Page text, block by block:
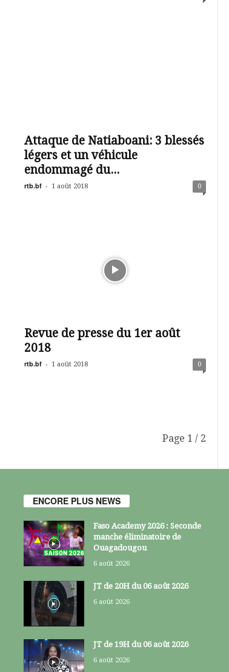
Attaque de Natiaboani: 3 blessés
légers et un véhicule
endommagé du...
rtb.bf - 1 août 2018 0
Revue de presse du 1er août
2018
rtb.bf - 1 août 2018 0
Page 1 / 2
ENCORE PLUS NEWS
Faso Academy 2026 : Seconde
manche éliminatoire de
Ouagadougou
6 août 2026
JT de 20H du 06 août 2026
6 août 2026
JT de 19H du 06 août 2026
6 août 2026